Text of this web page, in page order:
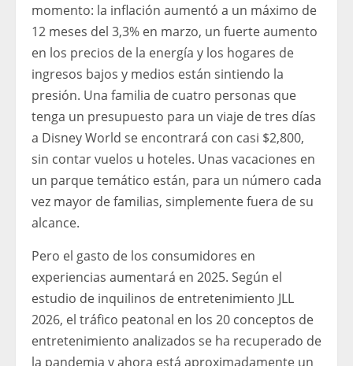
momento: la inflación aumentó a un máximo de
12 meses del 3,3% en marzo, un fuerte aumento
en los precios de la energía y los hogares de
ingresos bajos y medios están sintiendo la
presión. Una familia de cuatro personas que
tenga un presupuesto para un viaje de tres días
a Disney World se encontrará con casi $2,800,
sin contar vuelos u hoteles. Unas vacaciones en
un parque temático están, para un número cada
vez mayor de familias, simplemente fuera de su
alcance.
Pero el gasto de los consumidores en
experiencias aumentará en 2025. Según el
estudio de inquilinos de entretenimiento JLL
2026, el tráfico peatonal en los 20 conceptos de
entretenimiento analizados se ha recuperado de
la pandemia y ahora está aproximadamente un